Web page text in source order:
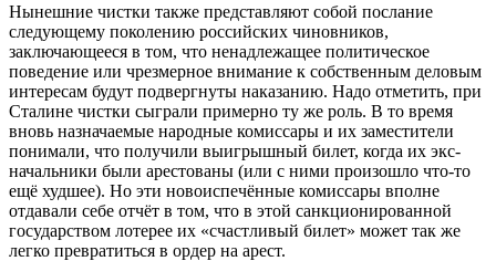
Нынешние чистки также представляют собой послание
следующему поколению российских чиновников,
заключающееся в том, что ненадлежащее политическое
поведение или чрезмерное внимание к собственным деловым
интересам будут подвергнуты наказанию. Надо отметить, при
Сталине чистки сыграли примерно ту же роль. В то время
вновь назначаемые народные комиссары и их заместители
понимали, что получили выигрышный билет, когда их экс-
начальники были арестованы (или с ними произошло что-то
ещё худшее). Но эти новоиспечённые комиссары вполне
отдавали себе отчёт в том, что в этой санкционированной
государством лотерее их «счастливый билет» может так же
легко превратиться в ордер на арест.